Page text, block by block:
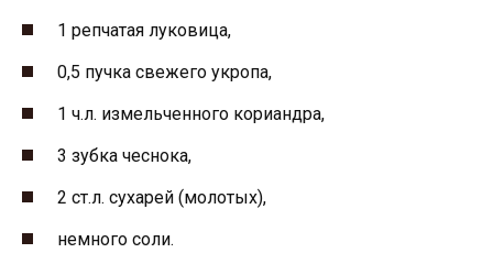
1 репчатая луковица,
0,5 пучка свежего укропа,
1 ч.л. измельченного кориандра,
3 зубка чеснока,
2 ст.л. сухарей (молотых),
немного соли.